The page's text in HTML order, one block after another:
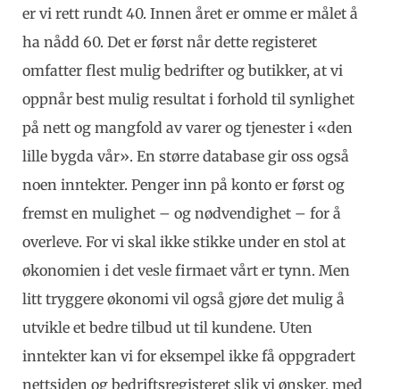
er vi rett rundt 40. Innen året er omme er målet å
ha nådd 60. Det er først når dette registeret
omfatter flest mulig bedrifter og butikker, at vi
oppnår best mulig resultat i forhold til synlighet
på nett og mangfold av varer og tjenester i «den
lille bygda vår». En større database gir oss også
noen inntekter. Penger inn på konto er først og
fremst en mulighet – og nødvendighet – for å
overleve. For vi skal ikke stikke under en stol at
økonomien i det vesle firmaet vårt er tynn. Men
litt tryggere økonomi vil også gjøre det mulig å
utvikle et bedre tilbud ut til kundene. Uten
inntekter kan vi for eksempel ikke få oppgradert
nettsiden og bedriftsregisteret slik vi ønsker, med